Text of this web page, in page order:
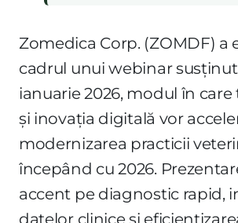
Zomedica Corp. (ZOMDF) a
cadrul unui webinar
ianuarie 2026, modul în
și inovația digitală vor
modernizarea practicii
începând cu 2026.
accent pe diagnostic rapid,
datelor clinice și